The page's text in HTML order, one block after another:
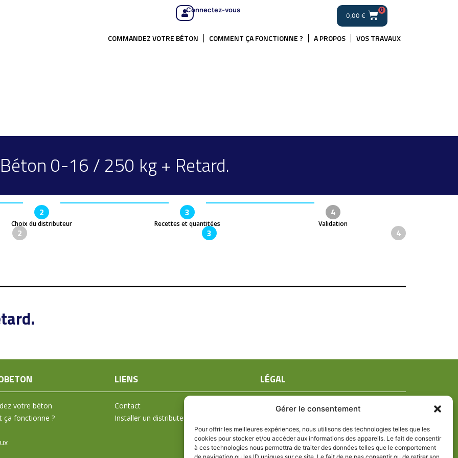
Gérer le consentement
Pour offrir les meilleures expériences, nous utilisons des technologies telles que les
cookies pour stocker et/ou accéder aux informations des appareils. Le fait de consentir
à ces technologies nous permettra de traiter des données telles que le comportement
Connectez-vous
0,00 €
0
COMMANDEZ VOTRE BÉTON COMMENT ÇA FONCTIONNE ? A PROPOS VOS TRAVAUX
Béton 0-16 / 250 kg + Retard.
2
Choix du distributeur
3
Recettes et quantitées
4
Validation
2 3 4
votre béton
ça fonctionne ?
LIENS
Contact
Installer un distributeur
LÉGAL
Mentions légales
Politique de confidentialité
Politique de cookies (UE)